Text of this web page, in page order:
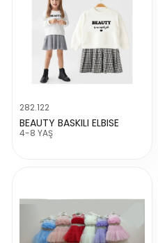
282.122
BEAUTY BASKILI ELBISE
4-8 YAŞ